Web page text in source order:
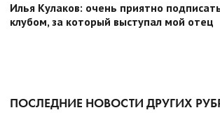
Илья Кулаков: очень приятно
клубом, за который выступал мой отец
ПОСЛЕДНИЕ НОВОСТИ ДРУГИХ